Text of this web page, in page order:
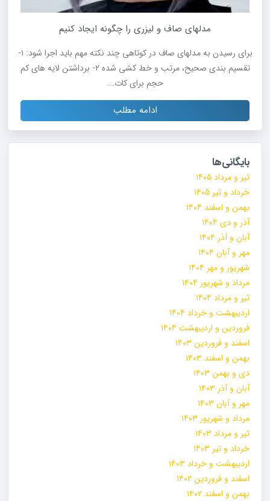
مدلهای صاف و لیزری را چگونه ایجاد کنیم
برای رسیدن به مدلهای صاف در کوتاهی چند نکته مهم باید اجرا شود: ۱-
تقسیم بندی صحیح، مرتب و خط کشی شده ۲- برداشتن لایه های کم
حجم برای کات...
ادامه مطلب
بایگانی‌ها
تیر و مرداد ۱۴۰۵
خرداد و تیر ۱۴۰۵
بهمن و اسفند ۱۴۰۴
آذر و دی ۱۴۰۴
آبان و آذر ۱۴۰۴
مهر و آبان ۱۴۰۴
شهریور و مهر ۱۴۰۴
مرداد و شهریور ۱۴۰۴
تیر و مرداد ۱۴۰۴
اردیبهشت و خرداد ۱۴۰۴
فروردین و اردیبهشت ۱۴۰۴
اسفند و فروردین ۱۴۰۳
بهمن و اسفند ۱۴۰۳
دی و بهمن ۱۴۰۳
آبان و آذر ۱۴۰۳
مهر و آبان ۱۴۰۳
مرداد و شهریور ۱۴۰۳
تیر و مرداد ۱۴۰۳
خرداد و تیر ۱۴۰۳
اردیبهشت و خرداد ۱۴۰۳
اسفند و فروردین ۱۴۰۲
بهمن و اسفند ۱۴۰۲